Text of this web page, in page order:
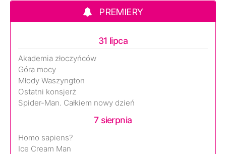
PREMIERY
31 lipca
Akademia złoczyńców
Góra mocy
Młody Waszyngton
Ostatni konsjerż
Spider-Man. Całkiem nowy dzień
7 sierpnia
Homo sapiens?
Ice Cream Man